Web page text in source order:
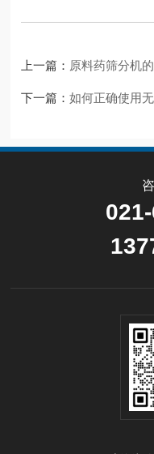
上一篇： 原料药筛分机
下一篇：如何正确使用